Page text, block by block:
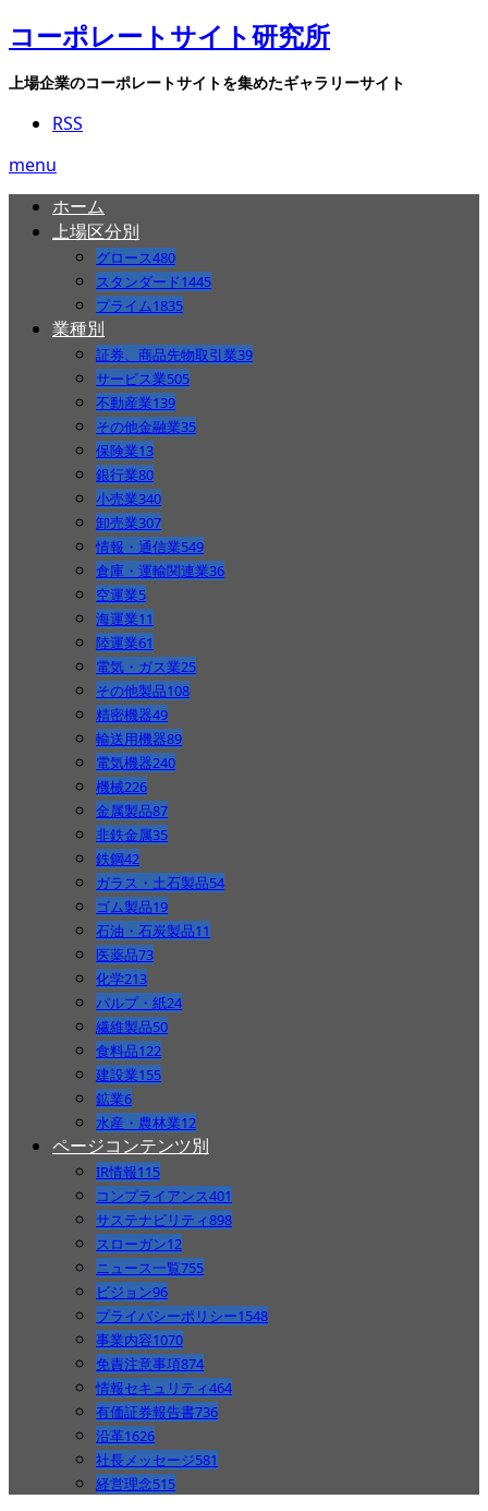
コーポレートサイト研究所
上場企業のコーポレートサイトを集めたギャラリーサイト
RSS
menu
ホーム
上場区分別
グロース480
スタンダード1445
プライム1835
業種別
証券、商品先物取引業39
サービス業505
不動産業139
その他金融業35
保険業13
銀行業80
小売業340
卸売業307
情報・通信業549
倉庫・運輸関連業36
空運業5
海運業11
陸運業61
電気・ガス業25
その他製品108
精密機器49
輸送用機器89
電気機器240
機械226
金属製品87
非鉄金属35
鉄鋼42
ガラス・土石製品54
ゴム製品19
石油・石炭製品11
医薬品73
化学213
パルプ・紙24
繊維製品50
食料品122
建設業155
鉱業6
水産・農林業12
ページコンテンツ別
IR情報115
コンプライアンス401
サステナビリティ898
スローガン12
ニュース一覧755
ビジョン96
プライバシーポリシー1548
事業内容1070
免責注意事項874
情報セキュリティ464
有価証券報告書736
沿革1626
社長メッセージ581
経営理念515